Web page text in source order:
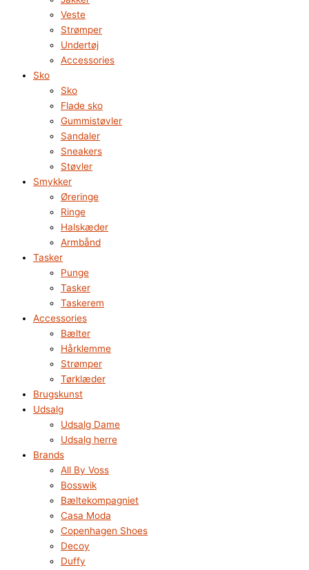
Veste
Strømper
Undertøj
Accessories
Sko
Sko
Flade sko
Gummistøvler
Sandaler
Sneakers
Støvler
Smykker
Øreringe
Ringe
Halskæder
Armbånd
Tasker
Punge
Tasker
Taskerem
Accessories
Bælter
Hårklemme
Strømper
Tørklæder
Brugskunst
Udsalg
Udsalg Dame
Udsalg herre
Brands
All By Voss
Bosswik
Bæltekompagniet
Casa Moda
Copenhagen Shoes
Decoy
Duffy